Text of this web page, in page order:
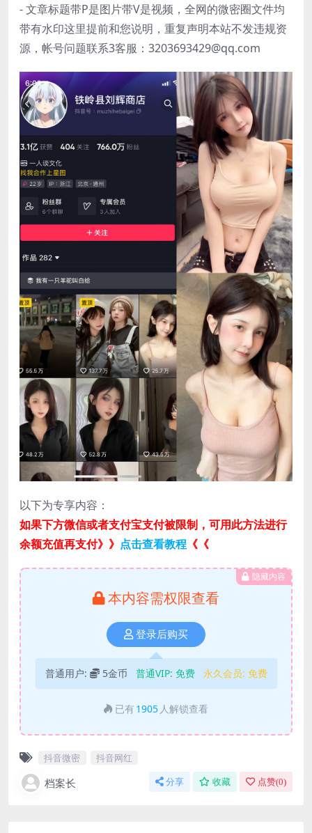
- 文章标题带P是图片带V是视频，全网的微密圈文件均
带有水印这里提前和您说明，重复声明本站不发违规资
源，帐号问题联系3客服：3203693429@qq.com
以下为专享内容：
如果下方微信或者支付宝支付被限制，可用此方法进行
余额充值再支付》》 点击查看教程 《《
隐藏内容
本内容需权限查看
登录后购买
普通用户: 5金币 普通VIP: 免费 永久会员: 免费
已有 1905 人解锁查看
抖音微密 抖音网红
档案长 分享 收藏 点赞(0)